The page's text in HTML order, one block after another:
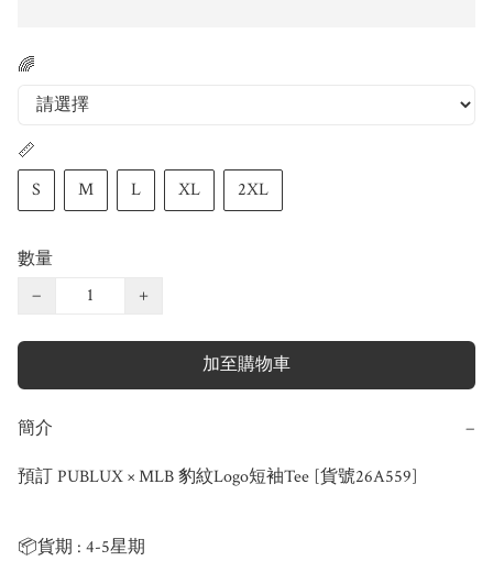
🌈
📏
S
M L XL 2XL
數量
−
+
加至購物車
簡介 −
預訂 PUBLUX × MLB 豹紋Logo短袖Tee [貨號26A559]
📦貨期 : 4-5星期